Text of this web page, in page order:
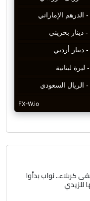
كربلاء.. نواب بدأوا
للزيدي